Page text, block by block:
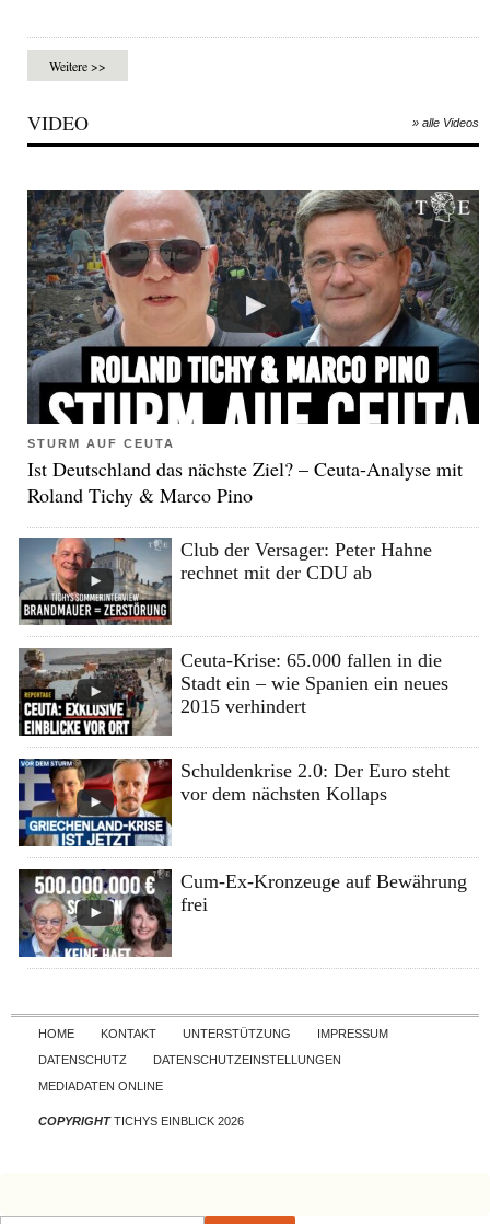
Weitere >>
VIDEO » alle Videos
STURM AUF CEUTA
Ist Deutschland das nächste Ziel? – Ceuta-Analyse mit
Roland Tichy & Marco Pino
Club der Versager: Peter Hahne
rechnet mit der CDU ab
Ceuta-Krise: 65.000 fallen in die
Stadt ein – wie Spanien ein neues
2015 verhindert
Schuldenkrise 2.0: Der Euro steht
vor dem nächsten Kollaps
Cum-Ex-Kronzeuge auf Bewährung
frei
Skip to content
HOME KONTAKT UNTERSTÜTZUNG
IMPRESSUM
DATENSCHUTZ
DATENSCHUTZEINSTELLUNGEN
MEDIADATEN ONLINE
COPYRIGHTTICHYS EINBLICK 2026